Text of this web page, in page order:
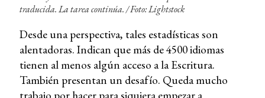
traducida. La tarea continúa. / Foto: Lightstock
Desde una perspectiva, tales estadísticas son
alentadoras. Indican que más de 4500 idiomas
tienen al menos algún acceso a la Escritura.
También presentan un desafío. Queda mucho